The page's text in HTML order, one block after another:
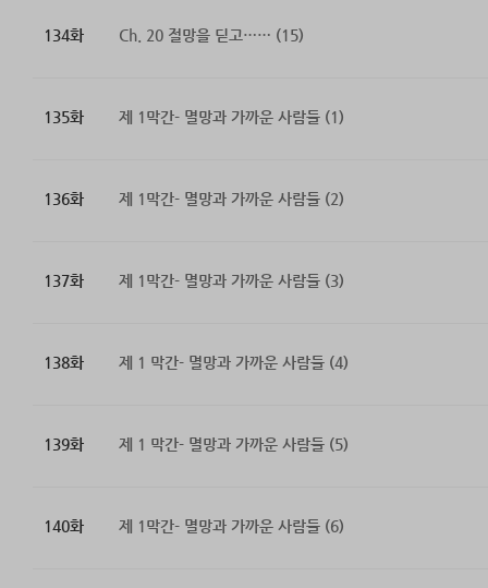
134화 Ch. 20 절망을 딛고…… (15)
135화 제 1막간- 멸망과 가까운 사람들 (1)
136화 제 1막간- 멸망과 가까운 사람들 (2)
137화 제 1막간- 멸망과 가까운 사람들 (3)
138화 제 1 막간- 멸망과 가까운 사람들 (4)
139화 제 1 막간- 멸망과 가까운 사람들 (5)
140화 제 1막간- 멸망과 가까운 사람들 (6)